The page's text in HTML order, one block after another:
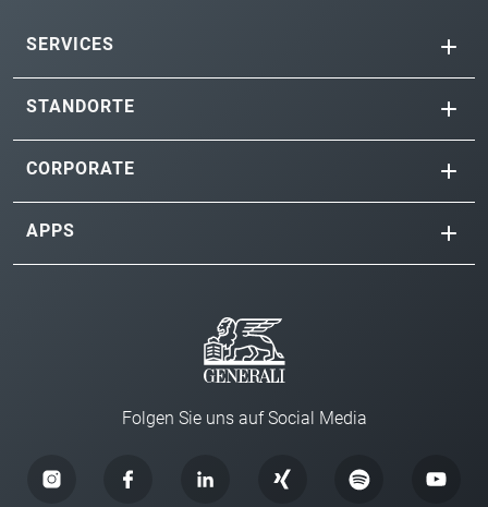
SERVICES
STANDORTE
CORPORATE
APPS
Folgen Sie uns auf Social Media